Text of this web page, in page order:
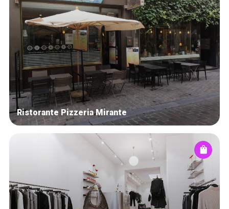
Ristorante Pizzeria Mirante